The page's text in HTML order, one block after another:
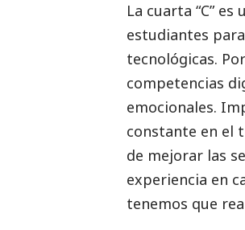
La cuarta “C”
estudiantes
tecnológicas.
competencias
emocionales.
constante en el
de mejorar las
experiencia en
tenemos que